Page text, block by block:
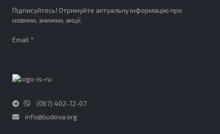
Підписуйтесь! Отримуйте актуальну інформацію про
новини, знижки, акції.
Email *
(067) 402-72-07
info@budova.org